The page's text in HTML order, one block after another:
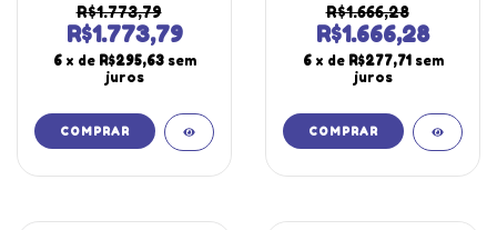
Iluminação Led Alto
Brilho St-800
Portátil Maleta
Transporte Alumínio
R$1.773,79
R$1.773,79
6 x de R$295,63 sem
juros
Iluminação Led Alto
Brilho St-800
Portátil Instrutherm
Com Certificado
R$1.666,28
R$1.666,28
6 x de R$277,71 sem
juros